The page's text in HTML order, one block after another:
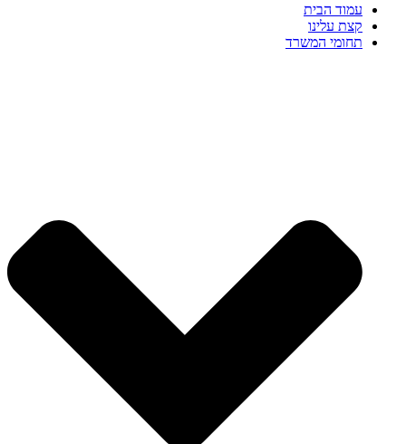
עמוד הבית
קצת עלינו
תחומי המשרד